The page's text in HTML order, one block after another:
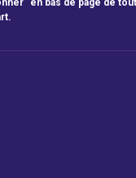
en bas de page de